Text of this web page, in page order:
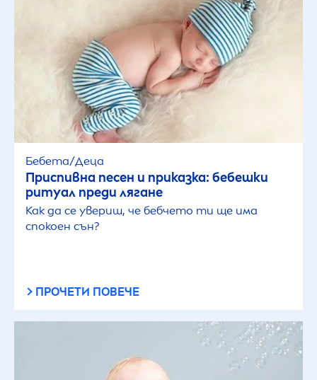
Бебета/Деца
Приспивна песен и приказка: бебешки
ритуал преди лягане
Как да се увериш, че бебчето ти ще има
спокоен сън?
ПРОЧЕТИ ПОВЕЧЕ